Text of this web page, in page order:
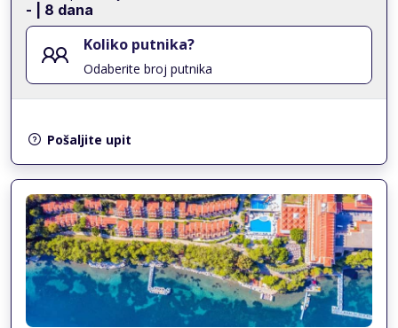
- | 8 dana
Koliko putnika?
Odaberite broj putnika
Pošaljite upit